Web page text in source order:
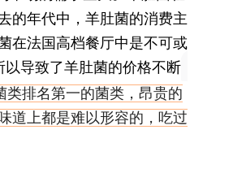
的年代中，羊肚菌的消费主
在法国高档餐厅中是不可或
导致了羊肚菌的价格不断
排名第一的菌类，昂贵的
道上都是难以形容的，吃过